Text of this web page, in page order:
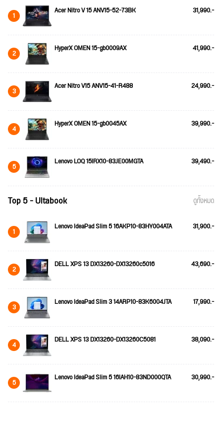
1 Acer Nitro V 15 ANV15-52-73BK 31,990.-
2 HyperX OMEN 15-gb0009AX 41,990.-
3 Acer Nitro V15 ANV15-41-R488 24,990.-
4 HyperX OMEN 15-gb0045AX 39,990.-
5 Lenovo LOQ 15IRX10-83JE00MGTA 39,490.-
Top 5 - Ultabook ดูทั้งหมด
1 Lenovo IdeaPad Slim 5 16AKP10-83HY004ATA 31,900.-
2 DELL XPS 13 DX13260-DX13260c5016 43,690.-
3 Lenovo IdeaPad Slim 3 14ARP10-83K6004JTA 17,990.-
4 DELL XPS 13 DX13260-DX13260C5081 38,090.-
5 Lenovo IdeaPad Slim 5 16IAH10-83ND000QTA 30,990.-